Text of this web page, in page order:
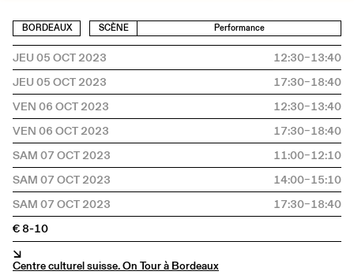
BORDEAUX SCÈNE Performance
JEU 05 OCT 2023
12:30–13:40
JEU 05 OCT 2023
17:30–18:40
VEN 06 OCT 2023
12:30–13:40
VEN 06 OCT 2023
17:30–18:40
SAM 07 OCT 2023
11:00–12:10
SAM 07 OCT 2023
14:00–15:10
SAM 07 OCT 2023
17:30–18:40
€ 8-10
↘
Centre culturel suisse. On Tour à Bordeaux